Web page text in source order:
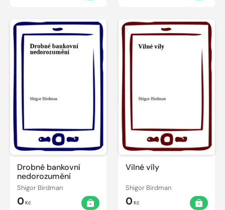
Drobné bankovní
nedorozumění
Shigor Birdman
0Kč
Vilné víly
Shigor Birdman
0Kč